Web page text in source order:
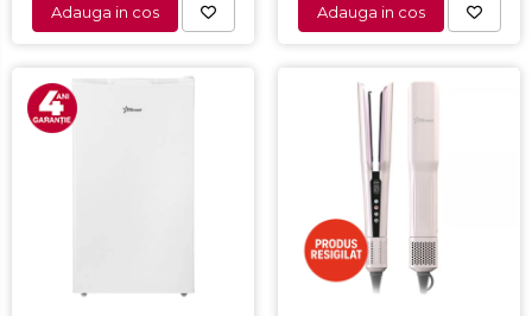
Adauga in cos Adauga in cos